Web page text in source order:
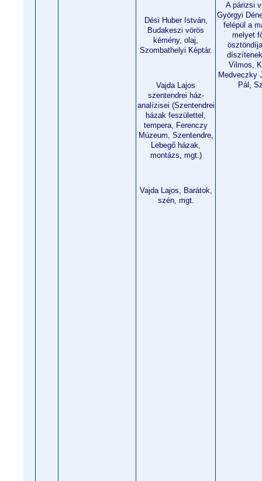
Dési Huber István,
Budakeszi vörös
kémény, olaj,
Szombathelyi Képtár.
Vajda Lajos
szentendrei ház-
analízisei (Szentendrei
házak feszülettel,
tempera, Ferenczy
Múzeum, Szentendre,
Lebegő házak,
montázs, mgt.)
Vajda Lajos, Barátok,
szén, mgt.
A párizsi
Györgyi
felépül a
melyet
Vilmos,
Medveczky
Pál,